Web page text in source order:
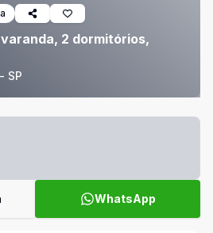
2 dormitórios,
SP
WhatsApp